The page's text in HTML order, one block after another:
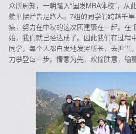
众所周知，一朝踏入“国发MBA体校”，从
躺平摆烂皆是路人。7组的同学们跨越千
病，努力在中秋的这次团建聚在一起。在
始，我们就已经达成了。因此我们在过程
同学，每个人都自发地发挥所长，去担当
力攀登每一步。情意为先，欢愉胜意，输